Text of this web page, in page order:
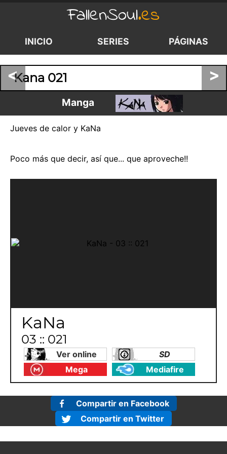
FallenSoul.es
INICIO SERIES PÁGINAS
< >
Kana 021
Manga
Jueves de calor y KaNa
Poco más que decir, así que... que aproveche!!
KaNa
03 :: 021
Ver online
SD
Mega
Mediafire
Compartir en Facebook
Compartir en Twitter